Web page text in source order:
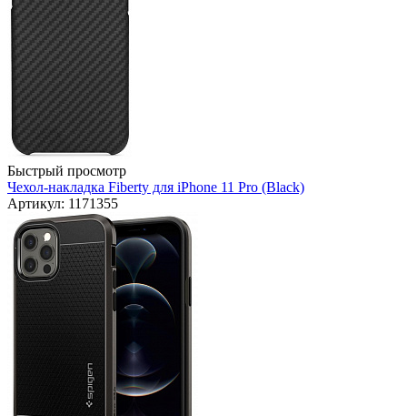
Быстрый просмотр
Чехол-накладка Fiberty для iPhone 11 Pro (Black)
Артикул: 1171355